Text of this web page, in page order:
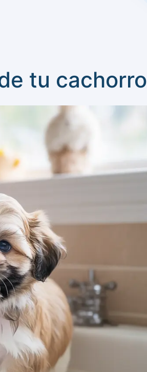
tu cachorro